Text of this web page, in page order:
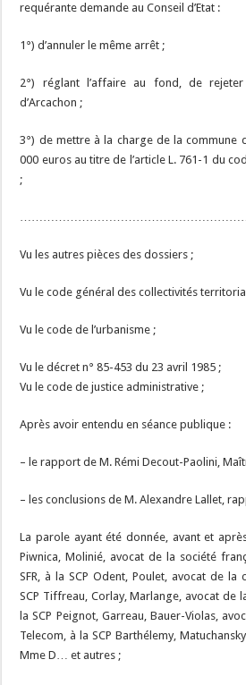
requérante demande au Conseil d’Etat :
1°) d’annuler le même arrêt ;
2°) réglant l’affaire au fond, de
d’Arcachon ;
3°) de mettre à la charge de la commune
000 euros au titre de l’article L. 761-1 du
;
Vu les autres pièces des dossiers ;
Vu le code général des collectivités
Vu le code de l’urbanisme ;
Vu le décret n° 85-453 du 23 avril 1985 ;
Vu le code de justice administrative ;
Après avoir entendu en séance publique :
– le rapport de M. Rémi Decout-Paolini,
– les conclusions de M. Alexandre Lallet,
La parole ayant été donnée, avant et
Piwnica, Molinié, avocat de la société
SFR, à la SCP Odent, Poulet, avocat de la
SCP Tiffreau, Corlay, Marlange, avocat de
la SCP Peignot, Garreau, Bauer-Violas,
Telecom, à la SCP Barthélemy,
Mme D… et autres ;